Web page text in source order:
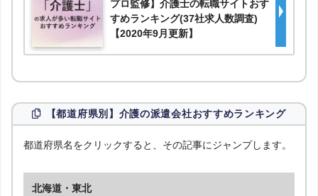
プロ監修】介護士の転職サイトおす
すめランキング(37社求人数調査)
【2020年9月更新】
【都道府県別】介護の派遣会社おすすめランキング
都道府県名をクリックすると、その記事にジャンプします。
北海道・東北